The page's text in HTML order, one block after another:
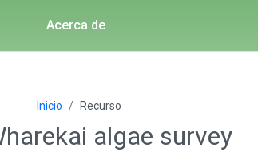
Acerca de
Inicio Recurso
algae survey